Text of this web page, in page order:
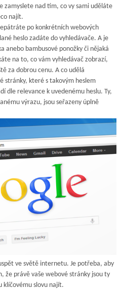
zamyslete nad tím, co vy sami uděláte
najít.
po konkrétních webových
heslo zadáte do vyhledávače. A je
anebo bambusové ponožky či nějaká
na to, co vám vyhledávač zobrazí,
za dobrou cenu. A co udělá
stránky, které s takovým heslem
dle relevance k uvedenému heslu. Ty,
výrazu, jsou seřazeny úplně
ve světě internetu. Je potřeba, aby
že právě vaše webové stránky jsou ty
klíčovému slovu najít.